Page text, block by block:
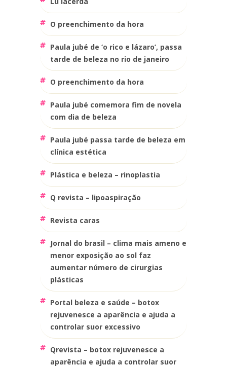
o preenchimento da hora
paula jubé de ‘o rico e lázaro’, passa
tarde de beleza no rio de janeiro
o preenchimento da hora
paula jubé comemora fim de novela
com dia de beleza
paula jubé passa tarde de beleza em
clínica estética
plástica e beleza – rinoplastia
q revista – lipoaspiração
revista caras
jornal do brasil – clima mais ameno e
menor exposição ao sol faz
aumentar número de cirurgias
plásticas
portal beleza e saúde – botox
rejuvenesce a aparência e ajuda a
controlar suor excessivo
qrevista – botox rejuvenesce a
aparência e ajuda a controlar suor